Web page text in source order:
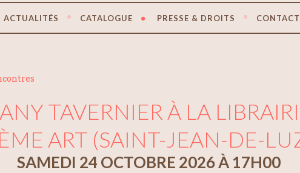
ACTUALITÉS CATALOGUE PRESSE & DROITS CONTACT
TAVERNIER À LA
ART (SAINT-JEAN-DE-
SAMEDI 24 OCTOBRE 2026 À 17H00